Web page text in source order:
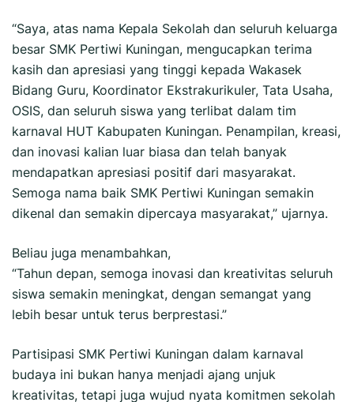
“Saya, atas nama Kepala Sekolah dan seluruh keluarga
besar SMK Pertiwi Kuningan, mengucapkan terima
kasih dan apresiasi yang tinggi kepada Wakasek
Bidang Guru, Koordinator Ekstrakurikuler, Tata Usaha,
OSIS, dan seluruh siswa yang terlibat dalam tim
karnaval HUT Kabupaten Kuningan. Penampilan, kreasi,
dan inovasi kalian luar biasa dan telah banyak
mendapatkan apresiasi positif dari masyarakat.
Semoga nama baik SMK Pertiwi Kuningan semakin
dikenal dan semakin dipercaya masyarakat,” ujarnya.
Beliau juga menambahkan,
“Tahun depan, semoga inovasi dan kreativitas seluruh
siswa semakin meningkat, dengan semangat yang
lebih besar untuk terus berprestasi.”
Partisipasi SMK Pertiwi Kuningan dalam karnaval
budaya ini bukan hanya menjadi ajang unjuk
kreativitas, tetapi juga wujud nyata komitmen sekolah